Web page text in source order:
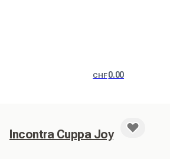
CHF0.00
Incontra Cuppa Joy